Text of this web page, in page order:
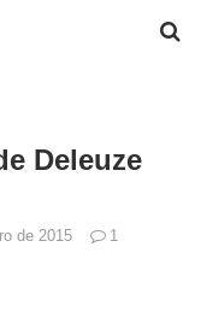
Deleuze
de 2015 1